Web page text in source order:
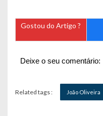
Gostou do Artigo ?
Deixe o seu comentário:
Related tags : João Oliveira